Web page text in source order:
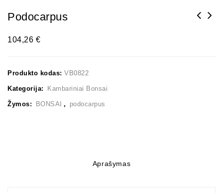
Podocarpus
104,26€
Produkto kodas: VB0822
Kategorija: Kambariniai Bonsai
Žymos: BONSAI , podocarpus
Aprašymas